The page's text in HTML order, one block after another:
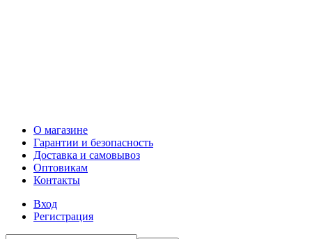
О магазине
Гарантии и безопасность
Доставка и самовывоз
Оптовикам
Контакты
Вход
Регистрация